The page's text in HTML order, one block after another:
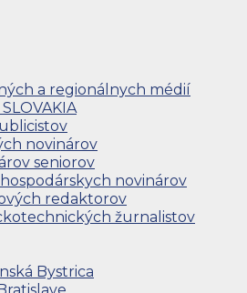
a regionálnych médií
novinárov
seniorov
novinárov
redaktorov
žurnalistov
Bystrica